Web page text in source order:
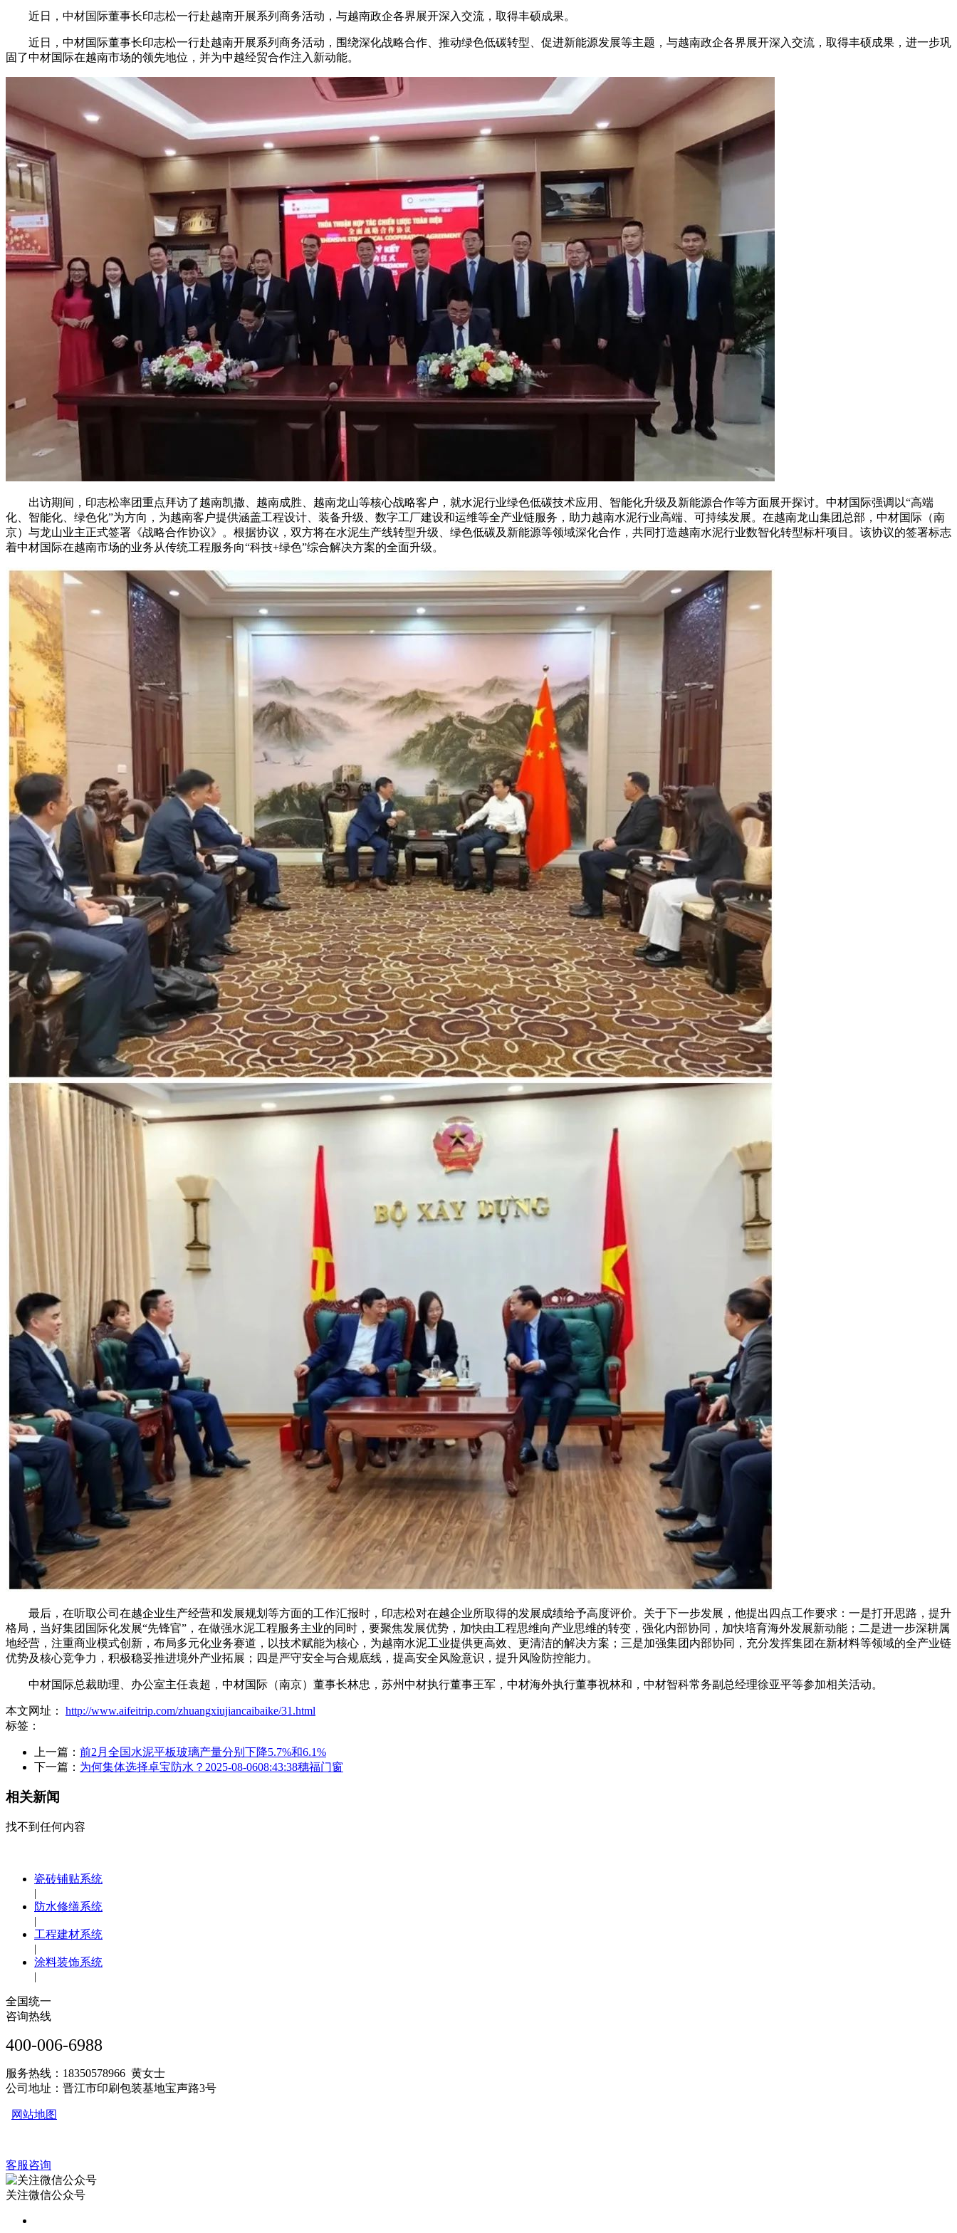
近日，中材国际董事长印志松一行赴越南开展系列商务活动，与越南政企各界展开深入交流，取得丰硕成果。
近日，中材国际董事长印志松一行赴越南开展系列商务活动，围绕深化战略合作、推动绿色低碳转型、促进新能源发展等主题，与越南政企各界展开深入交流，取得丰硕成果，进一步巩
固了中材国际在越南市场的领先地位，并为中越经贸合作注入新动能。
出访期间，印志松率团重点拜访了越南凯撒、越南成胜、越南龙山等核心战略客户，就水泥行业绿色低碳技术应用、智能化升级及新能源合作等方面展开探讨。中材国际强调以“高端
化、智能化、绿色化”为方向，为越南客户提供涵盖工程设计、装备升级、数字工厂建设和运维等全产业链服务，助力越南水泥行业高端、可持续发展。在越南龙山集团总部，中材国际（南
京）与龙山业主正式签署《战略合作协议》。根据协议，双方将在水泥生产线转型升级、绿色低碳及新能源等领域深化合作，共同打造越南水泥行业数智化转型标杆项目。该协议的签署标志
着中材国际在越南市场的业务从传统工程服务向“科技+绿色”综合解决方案的全面升级。
最后，在听取公司在越企业生产经营和发展规划等方面的工作汇报时，印志松对在越企业所取得的发展成绩给予高度评价。关于下一步发展，他提出四点工作要求：一是打开思路，提升
格局，当好集团国际化发展“先锋官”，在做强水泥工程服务主业的同时，要聚焦发展优势，加快由工程思维向产业思维的转变，强化内部协同，加快培育海外发展新动能；二是进一步深耕属
地经营，注重商业模式创新，布局多元化业务赛道，以技术赋能为核心，为越南水泥工业提供更高效、更清洁的解决方案；三是加强集团内部协同，充分发挥集团在新材料等领域的全产业链
优势及核心竞争力，积极稳妥推进境外产业拓展；四是严守安全与合规底线，提高安全风险意识，提升风险防控能力。
中材国际总裁助理、办公室主任袁超，中材国际（南京）董事长林忠，苏州中材执行董事王军，中材海外执行董事祝林和，中材智科常务副总经理徐亚平等参加相关活动。
本文网址： http://www.aifeitrip.com/zhuangxiujiancaibaike/31.html
标签：
上一篇： 前2月全国水泥平板玻璃产量分别下降5.7%和6.1%
下一篇： 为何集体选择卓宝防水？2025-08-0608:43:38穗福门窗
相关新闻
找不到任何内容
瓷砖铺贴系统
|
防水修缮系统
|
工程建材系统
|
涂料装饰系统
|
全国统一
咨询热线
400-006-6988
服务热线：18350578966 黄女士
公司地址：晋江市印刷包装基地宝声路3号
网站地图
客服咨询
关注微信公众号